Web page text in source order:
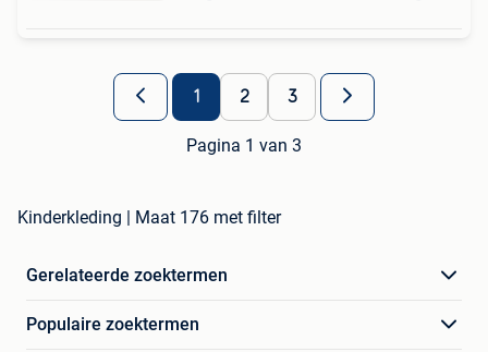
1 2 3
Pagina 1 van 3
Kinderkleding | Maat 176 met filter
Gerelateerde zoektermen
Populaire zoektermen